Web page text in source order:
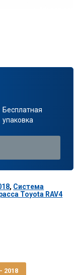
Бесплатная
упаковка
, Система
Toyota RAV4
2018